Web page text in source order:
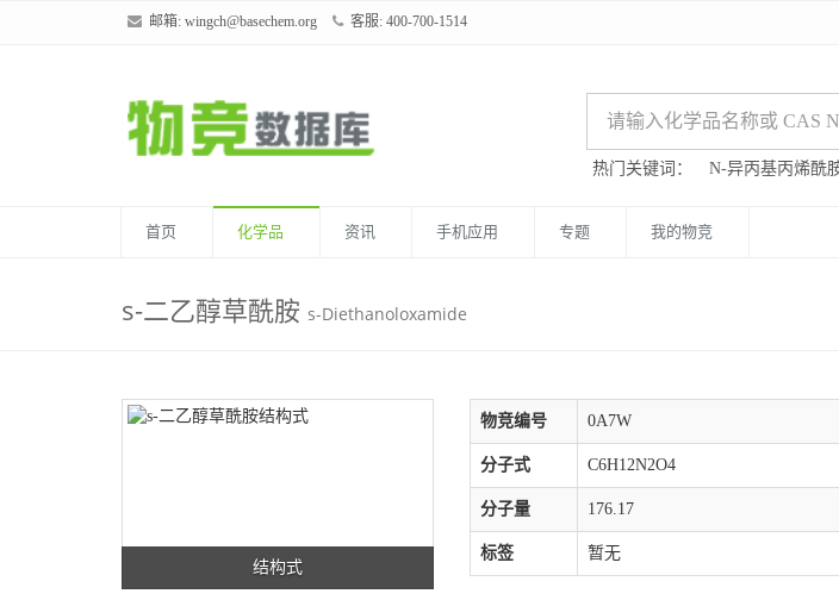
邮箱: wingch@basechem.org 客服: 400-700-1514
热门关键词： N-异丙基丙烯酰
首页 化学品 资讯 手机应用 专题 我的物竞
s-二乙醇草酰胺 s-Diethanoloxamide
结构式
物竞编号 0A7W
分子式 C6H12N2O4
分子量 176.17
标签 暂无